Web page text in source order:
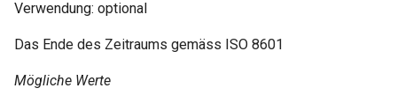
Verwendung: optional
Das Ende des Zeitraums gemäss ISO 8601
Mögliche Werte